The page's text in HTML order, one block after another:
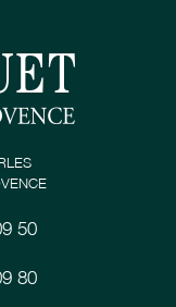
50
80